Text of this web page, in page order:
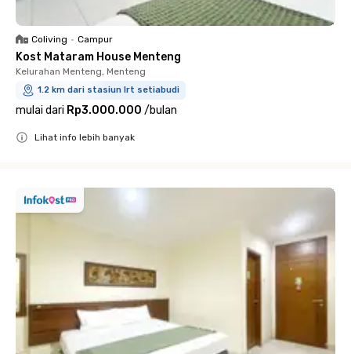
Coliving • Campur
Kost Mataram House Menteng
Kelurahan Menteng, Menteng
1.2 km dari stasiun lrt setiabudi
mulai dari Rp3.000.000 /bulan
Lihat info lebih banyak